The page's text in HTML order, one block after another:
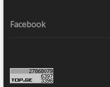
Facebook